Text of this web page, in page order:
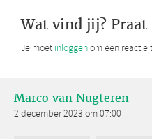
Wat vind jij? Praat
Je moet inloggenom een reactie
Marco van Nugteren
2 december 2023 om 07:00